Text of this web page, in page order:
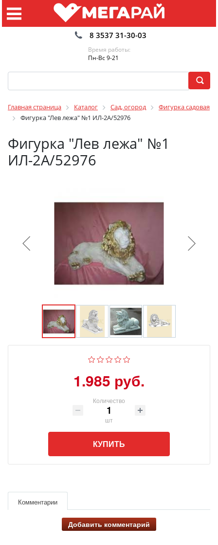
8 3537 31-30-03
Время работы:
Пн-Вс 9-21
Главная страница Каталог Сад, огород
Фигурка садовая
Фигурка "Лев лежа" №1 ИЛ-2А/52976
Фигурка "Лев лежа" №1
ИЛ-2А/52976
1.985 руб.
Количество
шт
КУПИТЬ
Комментарии
Добавить комментарий